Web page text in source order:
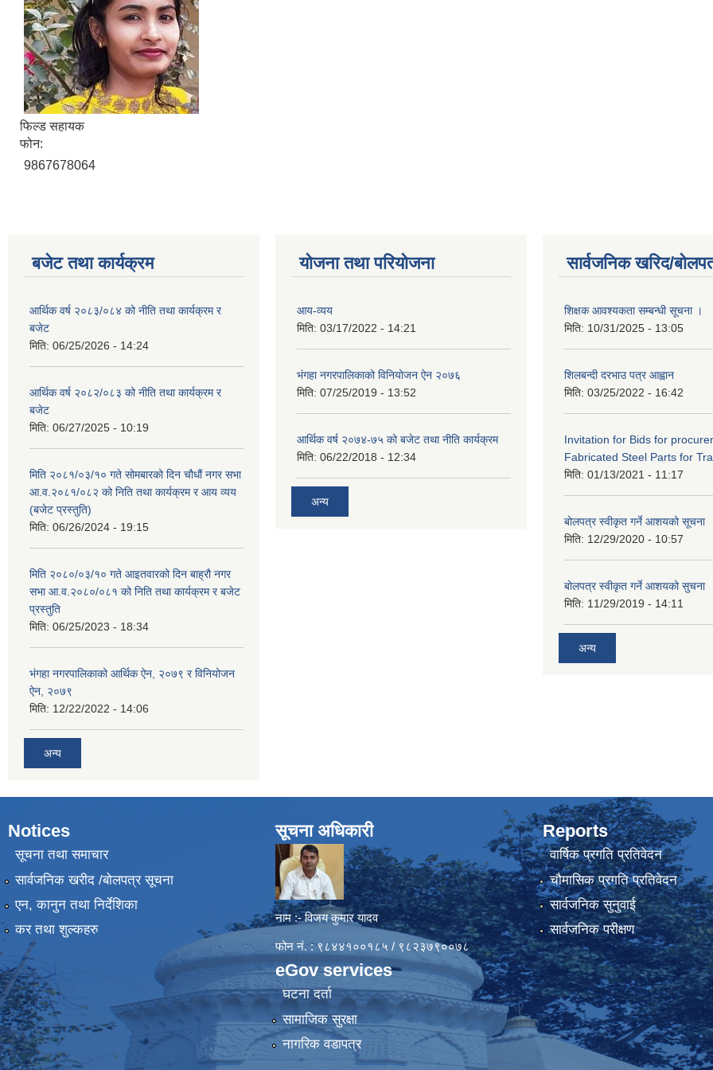
फिल्ड सहायक
फोन:
9867678064
बजेट तथा कार्यक्रम
आर्थिक वर्ष २०८३/०८४ को नीति तथा कार्यक्रम र
बजेट
मिति: 06/25/2026 - 14:24
आर्थिक वर्ष २०८२/०८३ को नीति तथा कार्यक्रम र
बजेट
मिति: 06/27/2025 - 10:19
मिति २०८१/०३/१० गते सोमबारको दिन चौधौं नगर सभा
आ.व.२०८१/०८२ को निति तथा कार्यक्रम र आय व्यय
(बजेट प्रस्तुति)
मिति: 06/26/2024 - 19:15
मिति २०८०/०३/१० गते आइतवारको दिन बाह्रौ नगर
सभा आ.व.२०८०/०८१ को निति तथा कार्यक्रम र बजेट
प्रस्तुति
मिति: 06/25/2023 - 18:34
भंगहा नगरपालिकाको आर्थिक ऐन, २०७९ र विनियोजन
ऐन, २०७९
मिति: 12/22/2022 - 14:06
अन्य
योजना तथा परियोजना
आय-व्यय
मिति: 03/17/2022 - 14:21
भंगहा नगरपालिकाको विनियोजन ऐन २०७६
मिति: 07/25/2019 - 13:52
आर्थिक वर्ष २०७४-७५ को बजेट तथा नीति कार्यक्रम
मिति: 06/22/2018 - 12:34
अन्य
सार्वजनिक खरिद/
शिक्षक आवश्यकता सम्बन्धी सूचना ।
मिति: 10/31/2025 - 13:05
शिलबन्दी दरभाउ पत्र आह्वान
मिति: 03/25/2022 - 16:42
Invitation for Bids for
Fabricated Steel Parts for
मिति: 01/13/2021 - 11:17
बोलपत्र स्वीकृत गर्ने आशयको सूचना
मिति: 12/29/2020 - 10:57
बोलपत्र स्वीकृत गर्ने आशयको सुचना
मिति: 11/29/2019 - 14:11
अन्य
Notices
सूचना तथा समाचार
सार्वजनिक खरीद /बोलपत्र सूचना
एन, कानुन तथा निर्देशिका
कर तथा शुल्कहरु
सूचना अधिकारी
नाम :- विजय कुमार यादव
फोन नं. : ९८४४१००१८५ / ९८२३७९००७८
eGov services
घटना दर्ता
सामाजिक सुरक्षा
नागरिक वडापत्र
Reports
वार्षिक प्रगति प्रतिवेदन
चौमासिक प्रगति प्रतिवेदन
सार्वजनिक सुनुवाई
सार्वजनिक परीक्षण